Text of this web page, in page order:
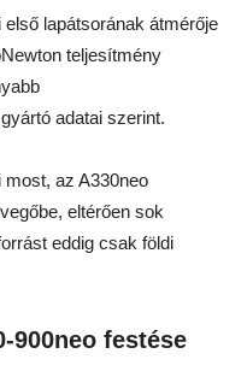
lapátsorának átmérője
teljesítmény
adatai szerint.
az A330neo
eltérően sok
eddig csak földi
900neo festése